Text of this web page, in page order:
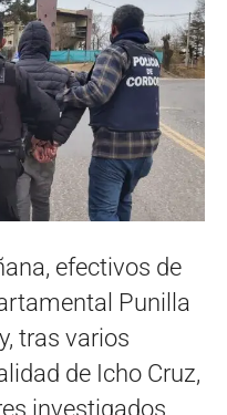
efectivos de
Punilla
tras varios
de Icho Cruz,
investigados